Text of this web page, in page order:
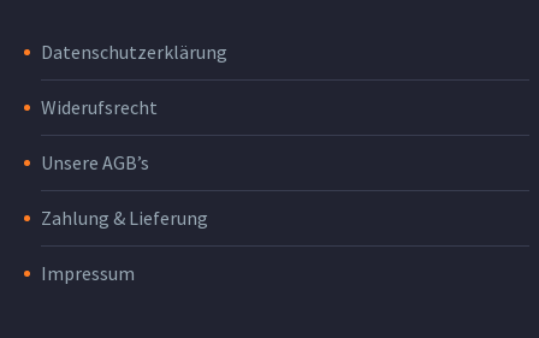
Datenschutzerklärung
Widerufsrecht
Unsere AGB’s
Zahlung & Lieferung
Impressum